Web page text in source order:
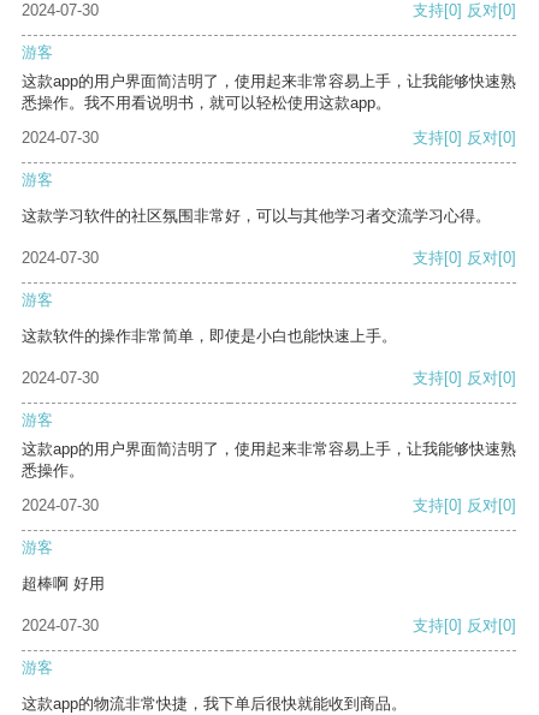
2024-07-30
支持[0] 反对[0]
游客
这款app的用户界面简洁明了，使用起来非常容易上手，让我能够快速熟
悉操作。我不用看说明书，就可以轻松使用这款app。
2024-07-30
支持[0] 反对[0]
游客
这款学习软件的社区氛围非常好，可以与其他学习者交流学习心得。
2024-07-30 支持[0] 反对[0]
游客
这款软件的操作非常简单，即使是小白也能快速上手。
2024-07-30 支持[0] 反对[0]
游客
这款app的用户界面简洁明了，使用起来非常容易上手，让我能够快速熟
悉操作。
2024-07-30
支持[0] 反对[0]
游客
超棒啊 好用
2024-07-30 支持[0] 反对[0]
游客
这款app的物流非常快捷，我下单后很快就能收到商品。